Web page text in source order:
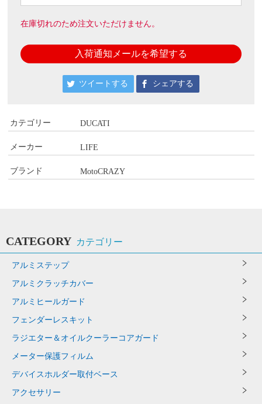
在庫切れのため注文いただけません。
入荷通知メールを希望する
ツイートする シェアする
カテゴリー DUCATI
メーカー LIFE
ブランド MotoCRAZY
CATEGORY カテゴリー
アルミステップ
アルミクラッチカバー
アルミヒールガード
フェンダーレスキット
ラジエター＆オイルクーラーコアガード
メーター保護フィルム
デバイスホルダー取付ベース
アクセサリー